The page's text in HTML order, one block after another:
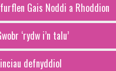
Ffurflen Gais Noddi a Rhoddion
Gwobr ‘rydw i’n talu’
Linciau defnyddiol